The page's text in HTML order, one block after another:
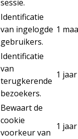
sessie.
Identificatie
van ingelogde
gebruikers.
1
Identificatie
van
terugkerende
bezoekers.
1 jaar
Bewaart de
cookie
voorkeur van
1 jaar